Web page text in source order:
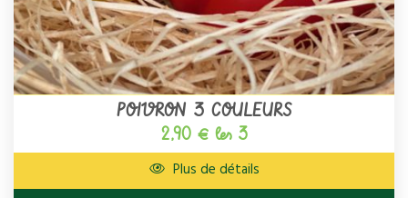
POIVRON 3 COULEURS
2,90 € les 3
Plus de détails